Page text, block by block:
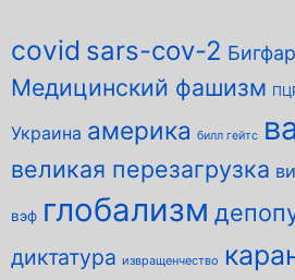
covid sars-cov-2
Медицинский фашизм
Украина америка билл гейтс
великая перезагрузка
вэф глобализм
диктатура извращенчество